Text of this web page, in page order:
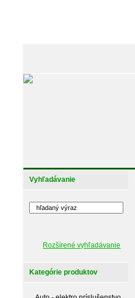
Vyhľadávanie
Rozšírené vyhľadávanie
Kategórie produktov